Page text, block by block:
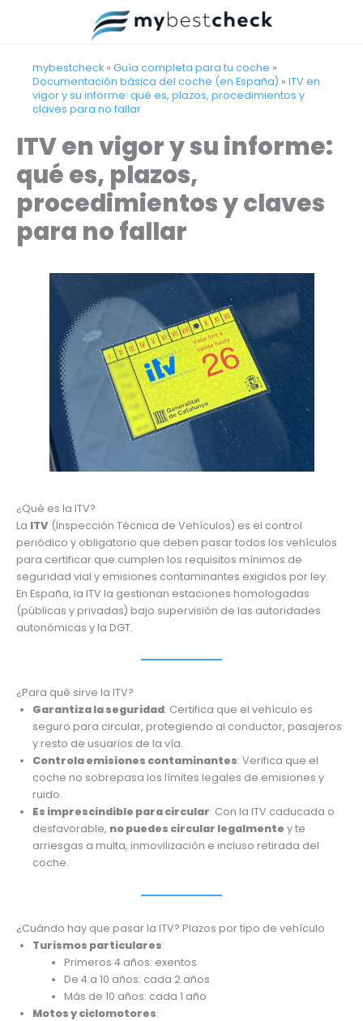
mybestcheck » Guía completa para tu coche »
Documentación básica del coche (en España) » ITV en
vigor y su informe: qué es, plazos, procedimientos y
claves para no fallar
ITV en vigor y su informe:
qué es, plazos,
procedimientos y claves
para no fallar
¿Qué es la ITV?
La ITV (Inspección Técnica de Vehículos) es el control
periódico y obligatorio que deben pasar todos los vehículos
para certificar que cumplen los requisitos mínimos de
seguridad vial y emisiones contaminantes exigidos por ley.
En España, la ITV la gestionan estaciones homologadas
(públicas y privadas) bajo supervisión de las autoridades
autonómicas y la DGT.
¿Para qué sirve la ITV?
Garantiza la seguridad: Certifica que el vehículo es
seguro para circular, protegiendo al conductor, pasajeros
y resto de usuarios de la vía.
Controla emisiones contaminantes: Verifica que el
coche no sobrepasa los límites legales de emisiones y
ruido.
Es imprescindible para circular: Con la ITV caducada o
desfavorable, no puedes circular legalmente y te
arriesgas a multa, inmovilización e incluso retirada del
coche.
¿Cuándo hay que pasar la ITV? Plazos por tipo de vehículo
Turismos particulares:
Primeros 4 años: exentos
De 4 a 10 años: cada 2 años
Más de 10 años: cada 1 año
Motos y ciclomotores: